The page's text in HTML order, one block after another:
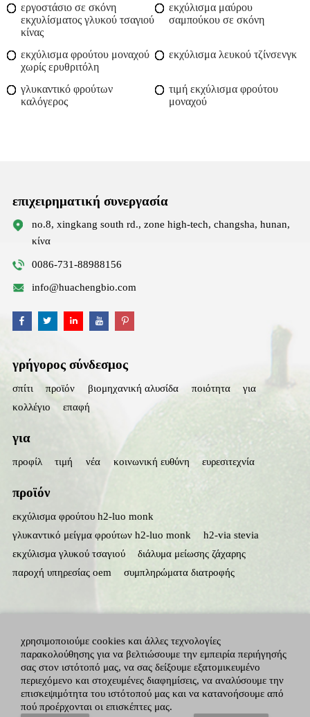
εργοστάσιο σε σκόνη
εκχυλίσματος γλυκού τσαγιού
κίνας
εκχύλισμα μαύρου
σαμπούκου σε σκόνη
εκχύλισμα φρούτου μοναχού
χωρίς ερυθριτόλη
εκχύλισμα λευκού τζίνσενγκ
γλυκαντικό φρούτων
καλόγερος
τιμή εκχύλισμα φρούτου
μοναχού
επιχειρηματική συνεργασία
no.8, xingkang south rd., zone high-tech, changsha, hunan,
κίνα
0086-731-88988156
info@huachengbio.com
γρήγορος σύνδεσμος
σπίτι προϊόν βιομηχανική αλυσίδα ποιότητα
για
κολλέγιο
επαφή
για
προφίλ τιμή νέα κοινωνική ευθύνη ευρεσιτεχνία
προϊόν
εκχύλισμα φρούτου h2-luo monk
γλυκαντικό μείγμα φρούτων h2-luo monk
h2-via stevia
εκχύλισμα γλυκού τσαγιού
διάλυμα μείωσης ζάχαρης
παροχή υπηρεσίας oem
συμπληρώματα διατροφής
με επιφύλαξη παντός δικαιώματος: hunan huacheng biotech, inc.
χρησιμοποιούμε cookies και άλλες τεχνολογίες
παρακολούθησης για να βελτιώσουμε την εμπειρία περιήγησής
σας στον ιστότοπό μας, να σας δείξουμε εξατομικευμένο
περιεχόμενο και στοχευμένες διαφημίσεις, να αναλύσουμε την
επισκεψιμότητα του ιστότοπού μας και να κατανοήσουμε από
πού προέρχονται οι επισκέπτες μας.